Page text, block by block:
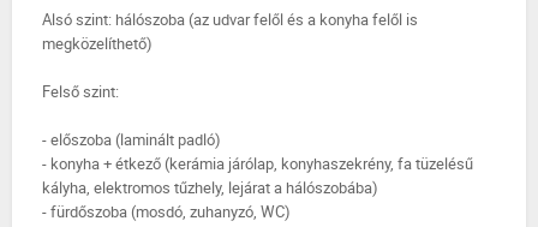
Alsó szint: hálószoba (az udvar felől és a konyha felől is
megközelíthető)
Felső szint:
- előszoba (laminált padló)
- konyha + étkező (kerámia járólap, konyhaszekrény, fa tüzelésű
kályha, elektromos tűzhely, lejárat a hálószobába)
- fürdőszoba (mosdó, zuhanyzó, WC)